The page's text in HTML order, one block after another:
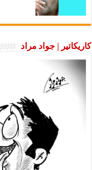
كاريكاتير | جواد مراد